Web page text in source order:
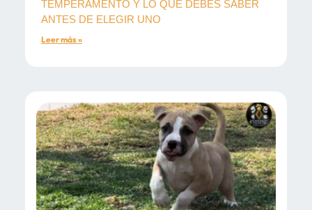
TEMPERAMENTO Y LO QUE DEBES SABER
ANTES DE ELEGIR UNO
Leer más »